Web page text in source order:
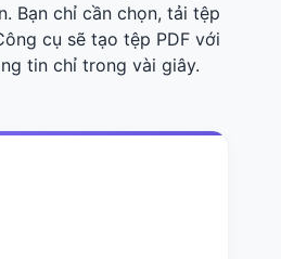
Bạn chỉ cần chọn, tải tệp
cụ sẽ tạo tệp PDF với
tin chỉ trong vài giây.